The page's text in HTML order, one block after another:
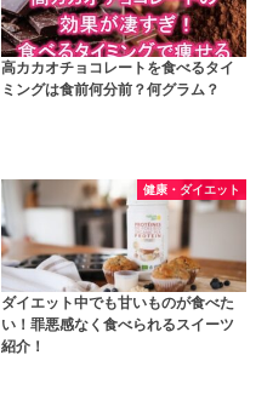
高カカオチョコレートを食べるタイ
ミングは食前何分前？何グラム？
健康・ダイエット
ダイエット中でも甘いものが食べた
い！罪悪感なく食べられるスイーツ
紹介！